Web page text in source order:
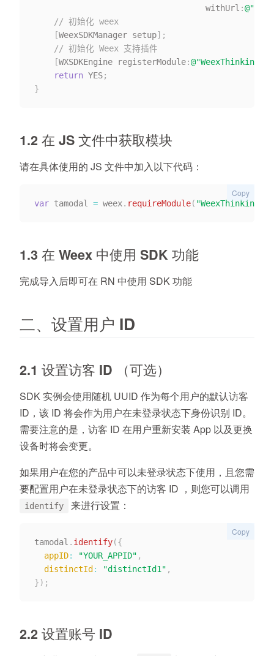
                                   withUrl
:
// 初始化 weex
[WeexSDKManager setup] ;
// 初始化 Weex 支持插件
[WXSDKEngine registerModule:
return YES;
}
1.2 在 JS 文件中获取模块
请在具体使用的 JS 文件中加入以下代码：
var tamodal = weex. requireModule(
Copy
1.3 在 Weex 中使用 SDK 功能
完成导入后即可在 RN 中使用 SDK 功能
二、设置用户 ID
2.1 设置访客 ID （可选）
SDK 实例会使用随机 UUID 作为每个用户的默认访客
ID，该 ID 将会作为用户在未登录状态下身份识别 ID。
需要注意的是，访客 ID 在用户重新安装 App 以及更换
设备时将会变更。
如果用户在您的产品中可以未登录状态下使用，且您需
要配置用户在未登录状态下的访客 ID ，则您可以调用
identify 来进行设置：
tamodal . identify({
appID: "YOUR_APPID" ,
distinctId: "distinctId1" ,
}) ;
Copy
2.2 设置账号 ID